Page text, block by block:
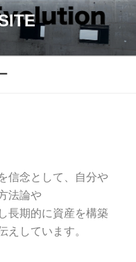
信念として、自分や
法論や
長期的に資産を構築
えしています。